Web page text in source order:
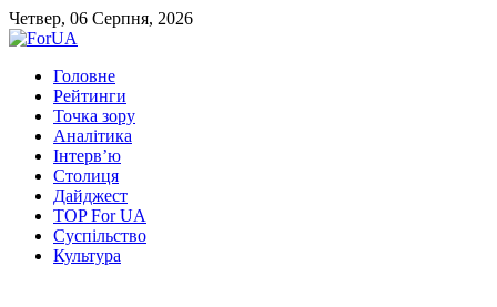
Четвер, 06 Серпня, 2026
Головне
Рейтинги
Точка зору
Аналітика
Інтерв’ю
Столиця
Дайджест
TOP For UA
Суспiльство
Культура